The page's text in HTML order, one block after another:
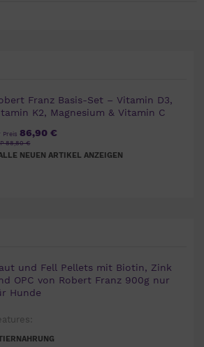
Franz Basis-Set – Vitamin D3,
K2, Magnesium & Vitamin C
Preis 86,90 €
88,80 €
NEUEN ARTIKEL ANZEIGEN
und Fell Pellets mit Biotin, Zink
OPC von Robert Franz 900g nur
Hunde